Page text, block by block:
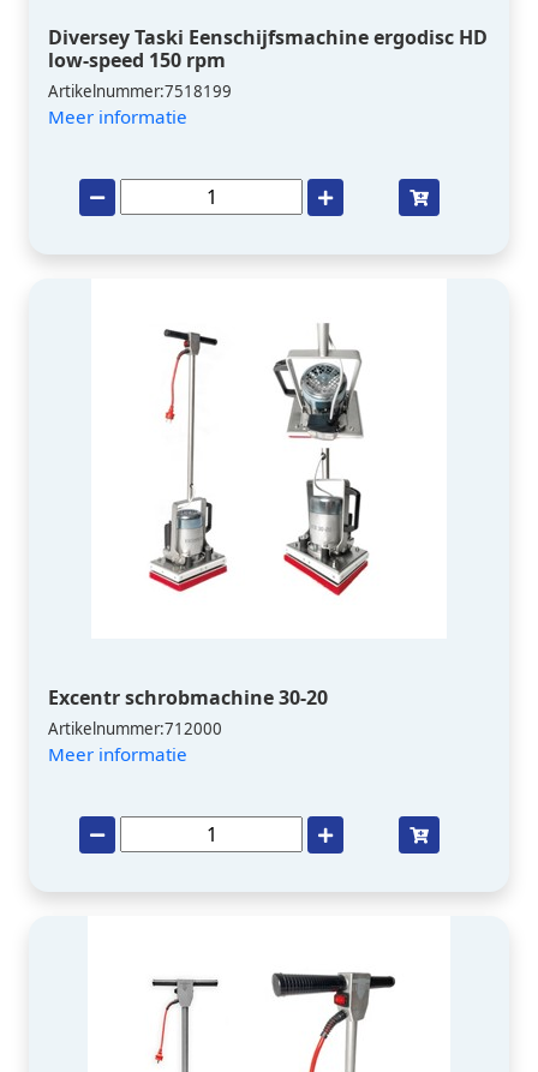
Diversey Taski Eenschijfsmachine ergodisc HD
low-speed 150 rpm
Artikelnummer:7518199
Meer informatie
Excentr schrobmachine 30-20
Artikelnummer:712000
Meer informatie